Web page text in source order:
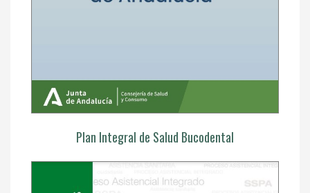
Plan Integral de Salud Bucodental